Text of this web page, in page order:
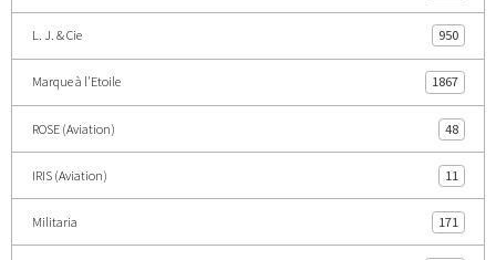
L. J. & Cie 950
Marque à l'Etoile 1867
ROSE (Aviation) 48
IRIS (Aviation) 11
Militaria 171